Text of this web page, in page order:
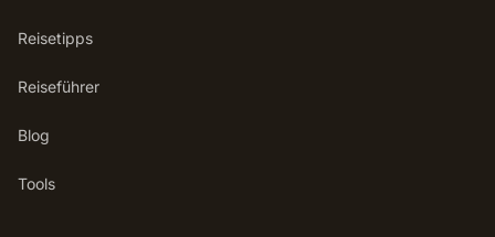
Reisetipps
Reiseführer
Blog
Tools